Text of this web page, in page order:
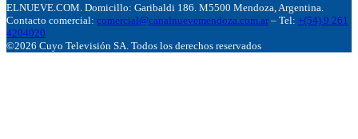
ELNUEVE.COM. Domicillo: Garibaldi 186. M5500 Mendoza, Argentina.
Contacto comercial: comercial@canalnuevemendoza.com.ar – Tel: +(54) 9 261
4204020
©2026 Cuyo Televisión SA. Todos los derechos reservados